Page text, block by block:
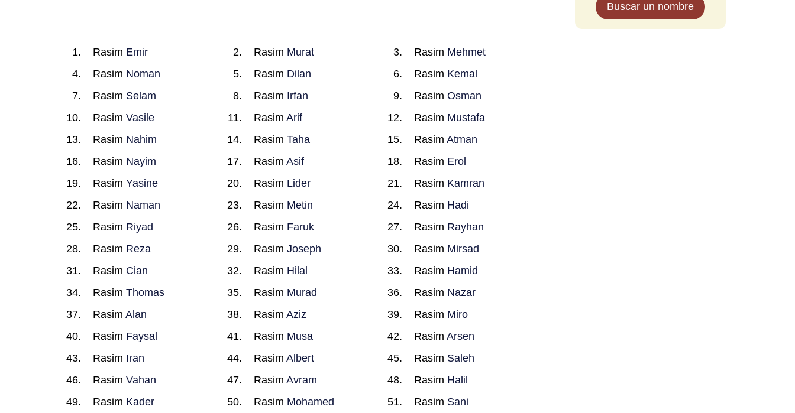
Rasim Emir Rasim Murat Rasim Mehmet
Rasim Noman Rasim Dilan Rasim Kemal
Rasim Selam Rasim Irfan RasimOsman
Rasim Vasile Rasim Arif Rasim Mustafa
Rasim Nahim Rasim Taha RasimAtman
Rasim Nayim Rasim Asif Rasim Erol
Rasim Yasine Rasim Lider Rasim Kamran
Rasim Naman Rasim Metin Rasim Hadi
Rasim Riyad Rasim Faruk Rasim Rayhan
Rasim Reza Rasim Joseph Rasim Mirsad
Rasim Cian Rasim Hilal Rasim Hamid
Rasim Thomas Rasim Murad Rasim Nazar
Rasim Alan Rasim Aziz Rasim Miro
Rasim Faysal Rasim Musa RasimArsen
Rasim Iran Rasim Albert Rasim Saleh
Rasim Vahan Rasim Avram Rasim Halil
Rasim Kader Rasim Mohamed Rasim Sani
Buscar un nombre